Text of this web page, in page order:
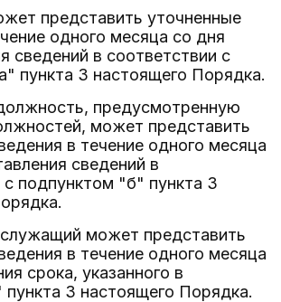
представить уточненные
одного месяца со дня
сведений в соответствии с
пункта 3 настоящего Порядка.
предусмотренную
может представить
в течение одного месяца
сведений в
с подпунктом "б" пункта 3
может представить
в течение одного месяца
срока, указанного в
пункта 3 настоящего Порядка.